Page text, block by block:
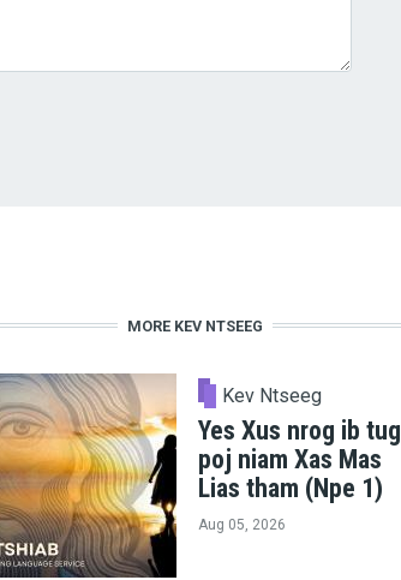
MORE KEV NTSEEG
Kev Ntseeg
Yes Xus nrog ib tug
poj niam Xas Mas
Lias tham (Npe 1)
Aug 05, 2026